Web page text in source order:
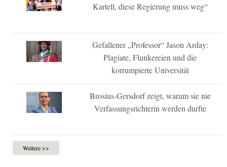
Kartell, diese Regierung muss weg“
Gefallener „Professor“ Jason Arday:
Plagiate, Flunkereien und die
korrumpierte Universität
Brosius-Gersdorf zeigt, warum sie nie
Verfassungsrichterin werden durfte
Weitere >>